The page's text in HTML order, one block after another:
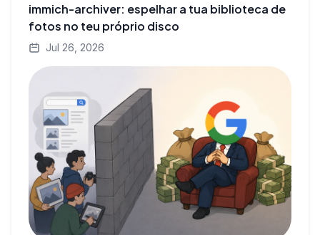
immich-archiver: espelhar a tua biblioteca de
fotos no teu próprio disco
Jul 26, 2026